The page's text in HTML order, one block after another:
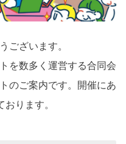
ございます。
を数多く運営する合同会
のご案内です。開催にあ
ります。